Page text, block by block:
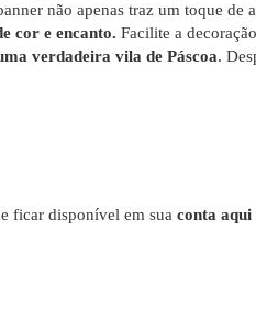
não apenas traz um toque de
cor e encanto. Facilite a
verdadeira vila de Páscoa.
ficar disponível em sua conta aqui